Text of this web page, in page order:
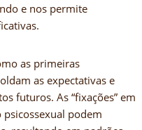
e nos permite
as primeiras
as expectativas e
futuros. As “fixações” em
podem